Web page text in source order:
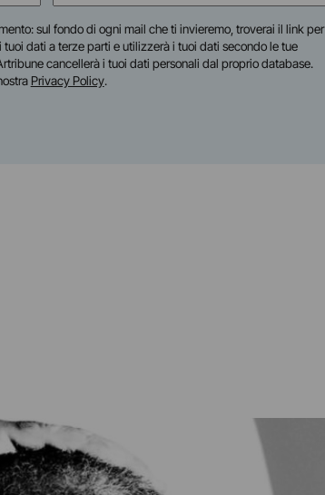
sul fondo di ogni mail che ti invieremo, troverai il link per
tuoi dati a terze parti e utilizzerà i tuoi dati secondo le tue
cancellerà i tuoi dati personali dal proprio database.
Privacy Policy.